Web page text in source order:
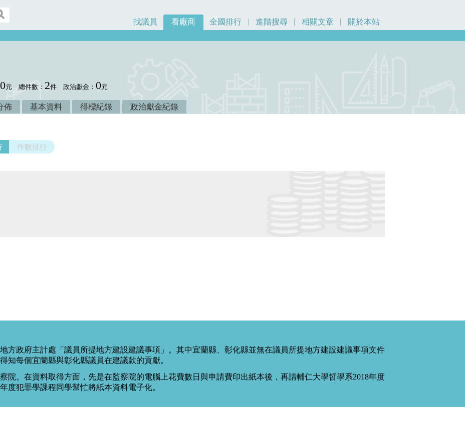
找議員 看廠商 全國排行 進階搜尋 相關文章 關於本站
元 總件數： 2件 政治獻金：0元
佈 基本資料 得標紀錄 政治獻金紀錄
件數排行
地方政府主計處「議員所提地方建設建議事項」。其中宜蘭縣、彰化縣並無在議員所提地方建設建議事項文件
知每個宜蘭縣與彰化縣議員在建議款的貢獻。
院。在資料取得方面，先是在監察院的電腦上花費數日與申請費印出紙本後，再請輔仁大學哲學系2018年度
度犯罪學課程同學幫忙將紙本資料電子化。